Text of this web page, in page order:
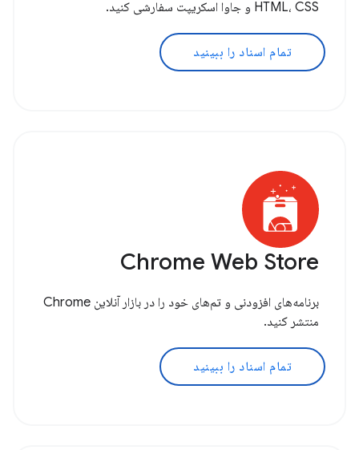
HTML، CSS و جاوا اسکریپت سفارشی کنید.
تمام اسناد را ببینید
Chrome Web Store
برنامه‌های افزودنی و تم‌های خود را در بازار آنلاین Chrome
منتشر کنید.
تمام اسناد را ببینید